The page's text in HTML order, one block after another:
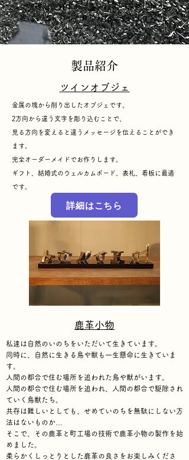
に挑戦し、日本の産業、技術、自然環境の
役に立つものづくりを目指しています。
​製品紹介
ツインオブジェ
金属の塊から削り出したオブジェです。
​2方向から違う文字を彫り込むことで、
見る方向を変えると違うメッセージを伝えることができ
ます。
完全オーダーメイドでお作りします。
​ギフト、結婚式のウェルカムボード、表札、看板に最適
です。
詳細はこちら
​鹿革小物
私達は自然のいのちをいただいて生きています。
同時に、自然に生きる鳥や獣も一生懸命に生きていま
す。
人間の都合で住む場所を追われた鳥や獣がいます。
人間の都合で住む場所を追われ、人間の都合で駆除され
ていく鳥獣たち。
共存は難しいとしても、せめていのちを無駄にしない方
法はないものか…
そこで、その鹿革と町工場の技術で鹿革小物の製作を始
めました。
柔らかくしっとりとした鹿革の良さをお楽しみくださ